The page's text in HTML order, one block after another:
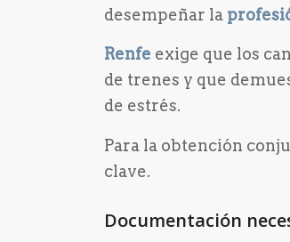
desempeñar la
Renfe exige que los
de trenes y que
de estrés.
Para la obtención
clave.
Documentación